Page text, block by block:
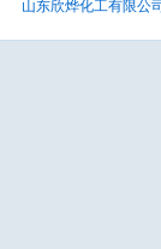
山东欣烨化工有限公